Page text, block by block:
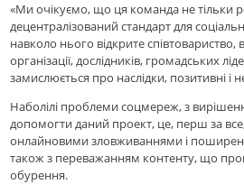
«Ми очікуємо, що ця команда не тільки
децентралізований стандарт для
навколо нього відкрите
організації, дослідників, громадських
замислюється про наслідки, позитивнi і
Наболілі проблеми соцмереж, з
допомогти даний проект, це, перш за
онлайновими зловживаннями і
також з переважанням контенту, що
обурення.